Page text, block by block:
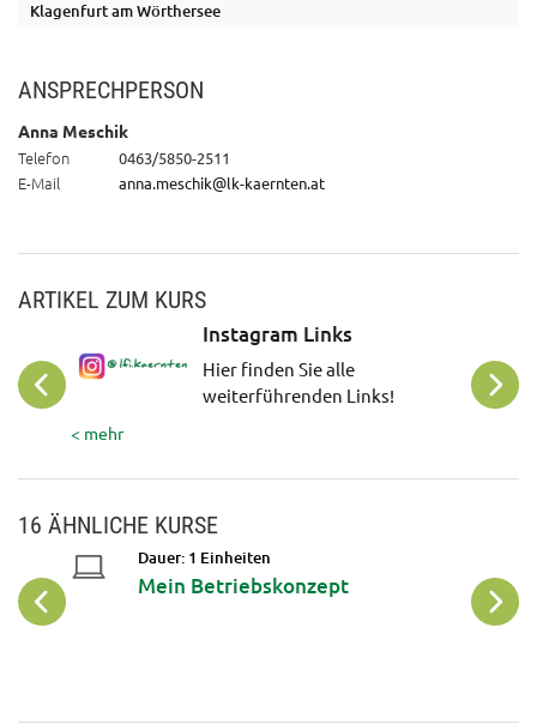
Klagenfurt am Wörthersee
ANSPRECHPERSON
Anna Meschik
Telefon 0463/5850-2511
E-Mail anna.meschik@lk-kaernten.at
ARTIKEL ZUM KURS
Instagram Links
Hier finden Sie alle
weiterführenden Links!
< mehr
Hier
< mehr
16 ÄHNLICHE KURSE
Dauer: 1 Einheiten
Mein Betriebskonzept